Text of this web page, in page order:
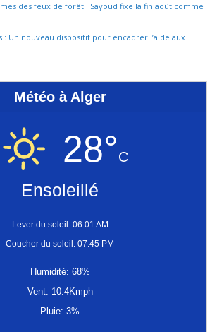
des feux de forêt : Sayoud fixe la fin août comme
: Un nouveau dispositif pour encadrer l’aide aux
Météo à Alger
28°C
Ensoleillé
Lever du soleil: 06:01 AM
Coucher du soleil: 07:45 PM
Humidité: 68%
Vent: 10.4Kmph
Pluie: 3%